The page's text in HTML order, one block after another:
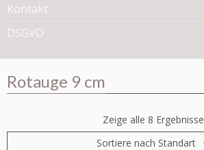
Kontakt
DSGVO
Rotauge 9 cm
Zeige alle 8 Ergebnisse
Sortiere nach Standart